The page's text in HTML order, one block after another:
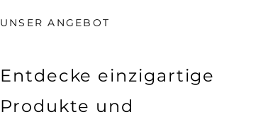
UNSER ANGEBOT
Entdecke einzigartige
Produkte und